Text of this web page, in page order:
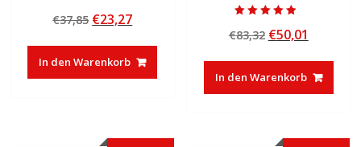
4.50
von 5
€37,85 Ursprünglicher
war:
€37,85
€23,27Aktueller
ist:
€23,27.
In den Warenkorb
4.50
von 5
€83,32 Ursprünglicher
war:
€83,32
€50,01
ist:
€50,01.
In den Warenkorb